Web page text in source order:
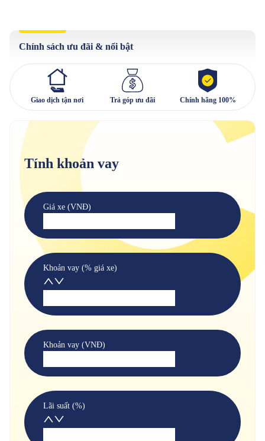
Chính sách ưu đãi & nổi bật
Giao dịch tận nơi Trả góp ưu đãi Chính hãng 100%
Tính khoản vay
Giá xe (VNĐ)
Khoản vay (% giá xe)
Khoản vay (VNĐ)
Lãi suất (%)